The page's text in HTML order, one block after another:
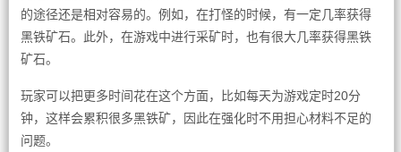
的途径还是相对容易的。例如，在打怪的时候，有一定几率获得
黑铁矿石。此外，在游戏中进行采矿时，也有很大几率获得黑铁
矿石。
玩家可以把更多时间花在这个方面，比如每天为游戏定时20分
钟，这样会累积很多黑铁矿，因此在强化时不用担心材料不足的
问题。